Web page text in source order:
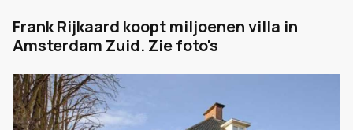
Frank Rijkaard koopt miljoenen villa in
Amsterdam Zuid. Zie foto's